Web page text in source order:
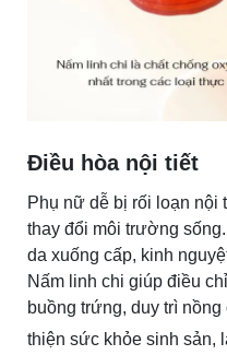
Điều hòa nội tiết
Phụ nữ dễ bị rối loạn nội
thay đổi môi trường
da xuống cấp, kinh
Nấm linh chi giúp điều
buồng trứng, duy trì
thiện sức khỏe sinh sản,